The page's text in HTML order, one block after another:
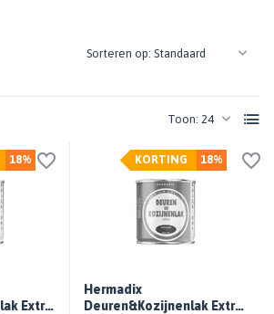
Toon:
Sorteren op:
18%
Extra
18%
KORTING
Hermadix
Deuren&Kozijnenlak Extra